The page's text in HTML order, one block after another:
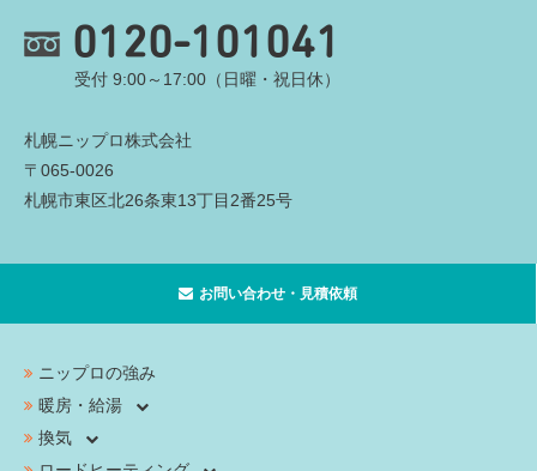
0120-101041
受付 9:00～17:00（日曜・祝日休）
札幌ニップロ株式会社
〒065-0026
札幌市東区北26条東13丁目2番25号
お問い合わせ・見積依頼
ニップロの強み
暖房・給湯
換気